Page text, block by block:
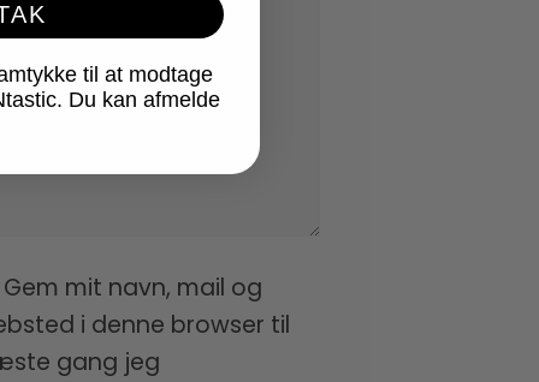
Gem mit navn, mail og
i denne browser til
gang jeg
til at modtage
Du kan afmelde